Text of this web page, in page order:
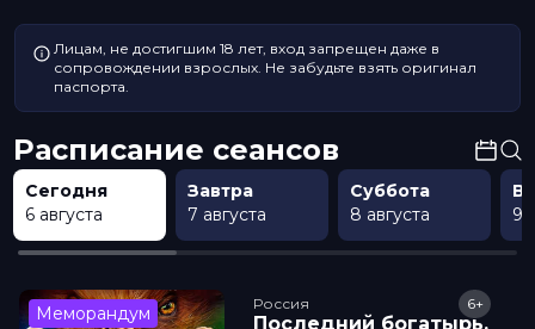
Лицам, не достигшим 18 лет, вход запрещен даже в
сопровождении взрослых. Не забудьте взять оригинал
паспорта.
Расписание сеансов
Сегодня
6 августа
Завтра
7 августа
Суббота
8 августа
9
Меморандум Россия
Последний богатырь.
6+